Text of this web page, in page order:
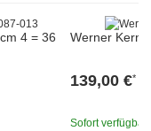
4 = 36
Werner Kern
139,00 €*
Sofort verfügbar